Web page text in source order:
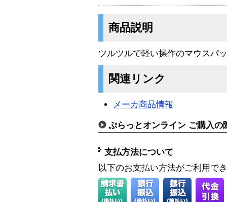
商品説明
ツルツルで軽い操作のマウスパ
関連リンク
メーカ商品情報
ぷらっとオンライン ご購入の
支払方法について
以下のお支払い方法がご利用で